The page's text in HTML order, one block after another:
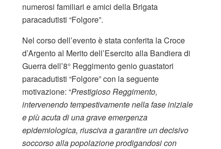
numerosi familiari e amici della Brigata
paracadutisti “Folgore”.
Nel corso dell’evento è stata conferita la Croce
d’Argento al Merito dell’Esercito alla Bandiera di
Guerra dell’8° Reggimento genio guastatori
paracadutisti “Folgore” con la seguente
motivazione: “Prestigioso Reggimento,
intervenendo tempestivamente nella fase iniziale
e più acuta di una grave emergenza
epidemiologica, riusciva a garantire un decisivo
soccorso alla popolazione prodigandosi con